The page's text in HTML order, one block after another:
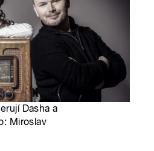
Dasha a
Miroslav